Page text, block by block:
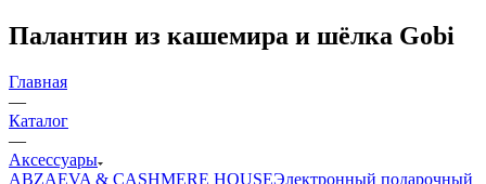
Палантин из кашемира и шёлка Gobi
Главная
—
Каталог
—
Аксессуары
ABZAEVA & CASHMERE HOUSEЭлектронный подарочный